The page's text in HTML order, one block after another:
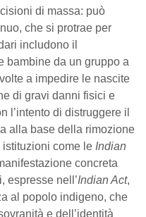
di massa: può
che si protrae per
includono il
bambine da un gruppo a
a impedire le nascite
di gravi danni fisici e
l’intento di distruggere il
alla base della rimozione
come le Indian
concreta
espresse nell’Indian Act,
al popolo indigeno, che
e dell’identità